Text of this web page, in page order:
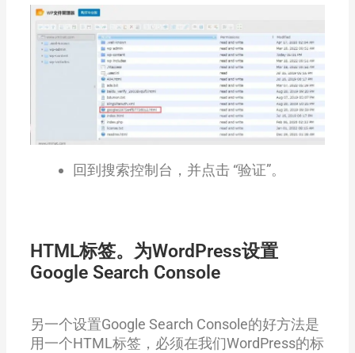
回到搜索控制台，并点击 “验证”。
HTML标签。为WordPress设置
Google Search Console
另一个设置Google Search Console的好方法是
用一个HTML标签，必须在我们WordPress的标